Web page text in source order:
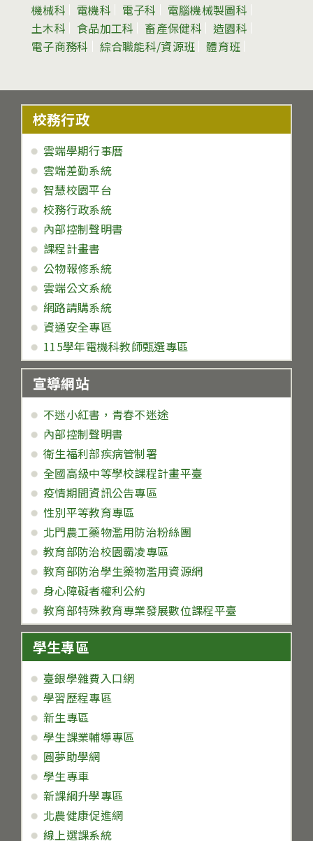
機械科 電機科 電子科
電腦機械製圖科
土木科
食品加工科 畜產保健科
造園科
電子商務科
綜合職能科/資源班 體育班
校務行政
雲端學期行事曆
雲端差勤系統
智慧校園平台
校務行政系統
內部控制聲明書
課程計畫書
公物報修系統
雲端公文系統
網路請購系統
資通安全專區
115學年電機科教師甄選專區
宣導網站
不迷小紅書，青春不迷途
內部控制聲明書
衛生福利部疾病管制署
全國高級中等學校課程計畫平臺
疫情期間資訊公告專區
性別平等教育專區
北門農工藥物濫用防治粉絲團
教育部防治校園霸凌專區
教育部防治學生藥物濫用資源網
身心障礙者權利公約
教育部特殊教育專業發展數位課程平臺
學生專區
臺銀學雜費入口網
學習歷程專區
新生專區
學生課業輔導專區
圓夢助學網
學生專車
新課綱升學專區
北農健康促進網
線上選課系統